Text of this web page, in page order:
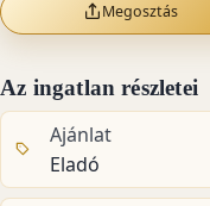
Megosztás
Az ingatlan részletei
Ajánlat
Eladó